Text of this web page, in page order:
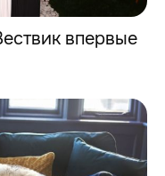
впервые